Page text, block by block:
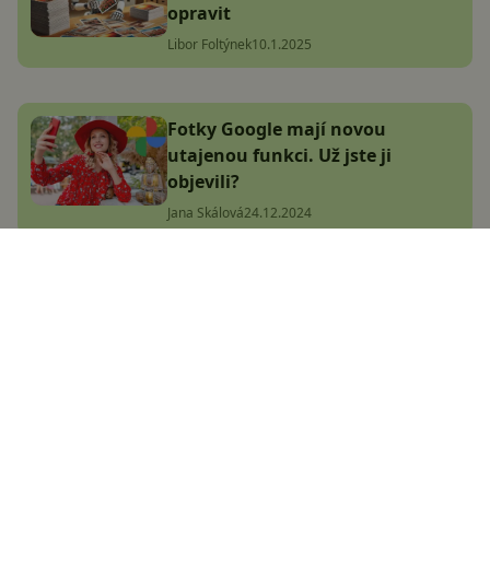
opravit
Libor Foltýnek10.1.2025
Fotky Google mají novou
utajenou funkci. Už jste ji
objevili?
Jana Skálová24.12.2024